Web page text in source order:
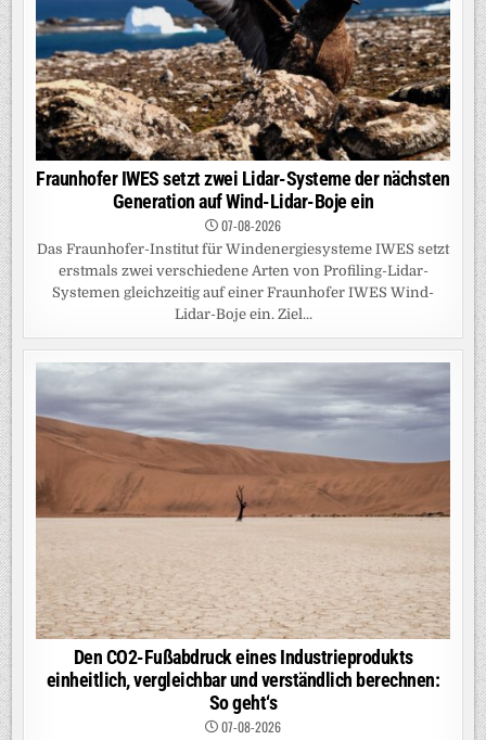
Fraunhofer IWES setzt zwei Lidar-Systeme der nächsten
Generation auf Wind-Lidar-Boje ein
07-08-2026
Das Fraunhofer-Institut für Windenergiesysteme IWES setzt
erstmals zwei verschiedene Arten von Profiling-Lidar-
Systemen gleichzeitig auf einer Fraunhofer IWES Wind-
Lidar-Boje ein. Ziel...
Den CO2-Fußabdruck eines Industrieprodukts
einheitlich, vergleichbar und verständlich berechnen:
So geht‘s
07-08-2026